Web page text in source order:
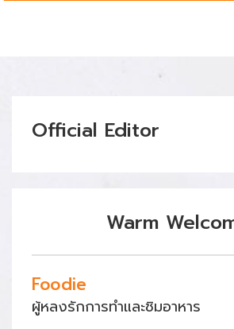
Official Editor
Warm
Foodie
ผู้หลงรักการทำและชิมอาหาร